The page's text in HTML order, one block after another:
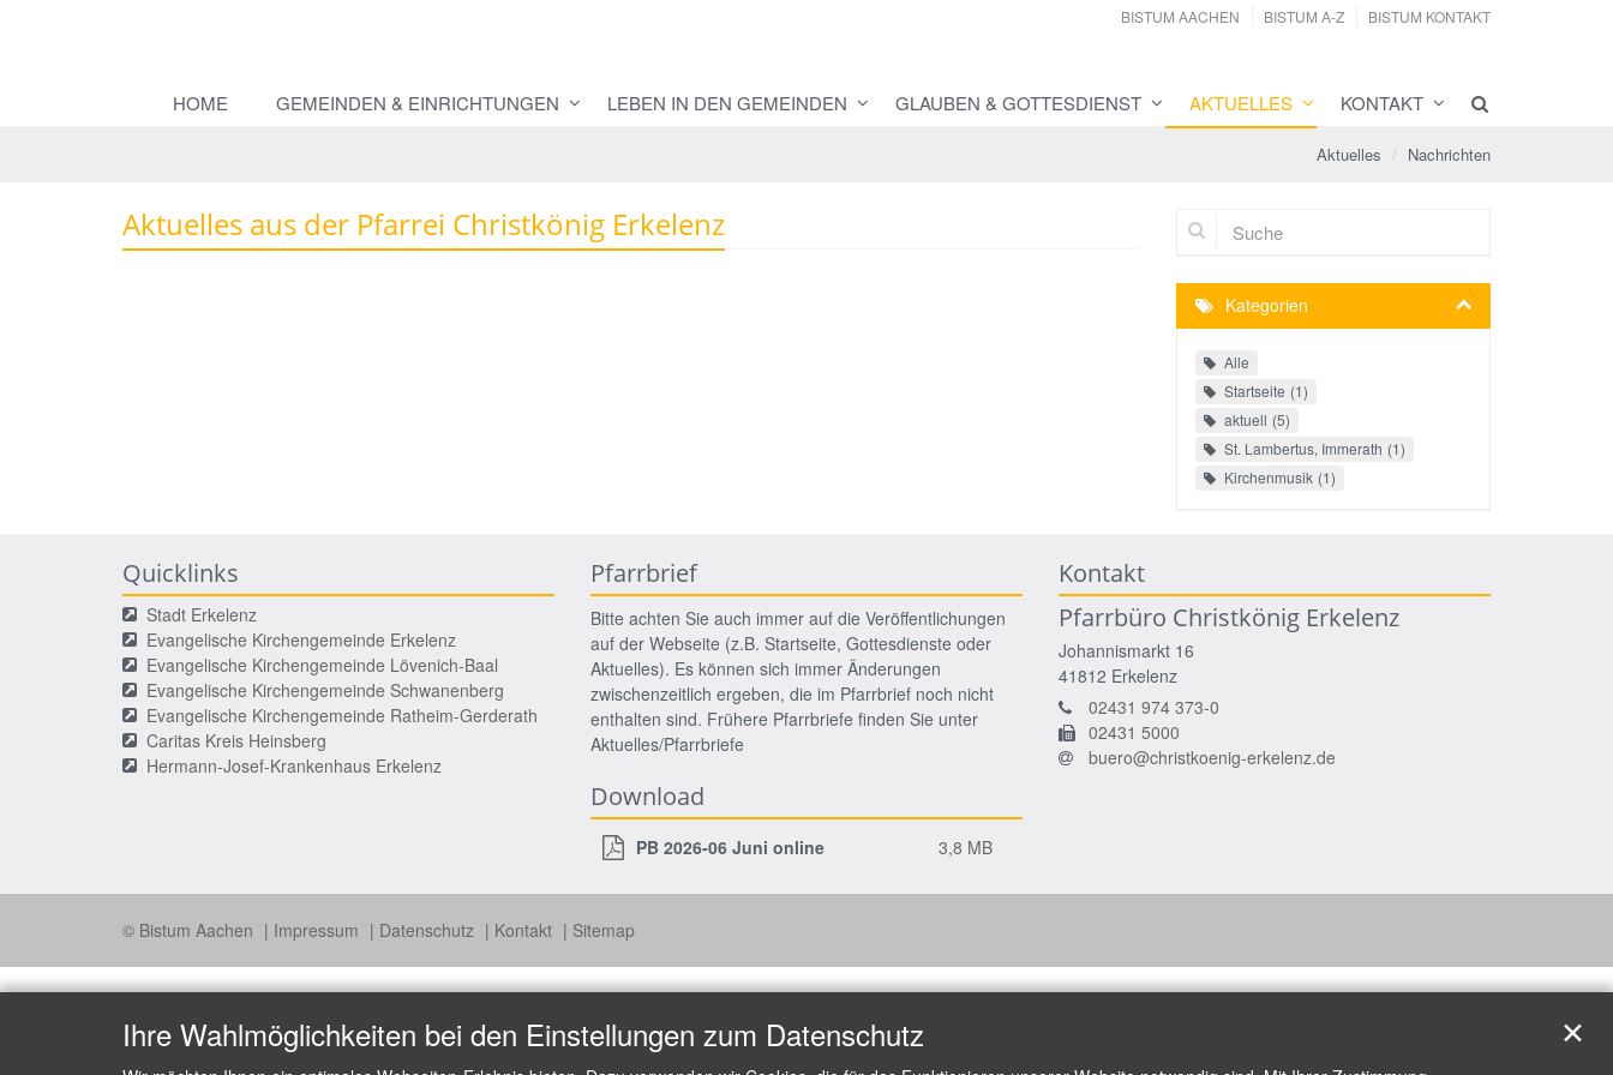
BISTUM AACHEN BISTUM A-Z BISTUM KONTAKT
HOME GEMEINDEN & EINRICHTUNGEN LEBEN IN DEN GEMEINDEN GLAUBEN & GOTTESDIENST AKTUELLES KONTAKT
Aktuelles Nachrichten
Aktuelles aus der Pfarrei Christkönig Erkelenz Suche
Kategorien
Alle
Startseite 1
aktuell 5
St. Lambertus, Immerath 1
Kirchenmusik 1
Quicklinks
Stadt Erkelenz
Evangelische Kirchengemeinde Erkelenz
Evangelische Kirchengemeinde Lövenich-Baal
Evangelische Kirchengemeinde Schwanenberg
Evangelische Kirchengemeinde Ratheim-Gerderath
Caritas Kreis Heinsberg
Hermann-Josef-Krankenhaus Erkelenz
Pfarrbrief
Bitte achten Sie auch immer auf die Veröffentlichungen
auf der Webseite (z.B. Startseite, Gottesdienste oder
Aktuelles). Es können sich immer Änderungen
zwischenzeitlich ergeben, die im Pfarrbrief noch nicht
enthalten sind. Frühere Pfarrbriefe finden Sie unter
Aktuelles/Pfarrbriefe
Download
PB 2026-06 Juni online 3,8 MB
Kontakt
Pfarrbüro Christkönig Erkelenz
Johannismarkt 16
41812 Erkelenz
02431 974 373-0
02431 5000
buero@christkoenig-erkelenz.de
© Bistum Aachen Impressum Datenschutz Kontakt Sitemap
Ihre Wahlmöglichkeiten bei den Einstellungen zum Datenschutz ✕